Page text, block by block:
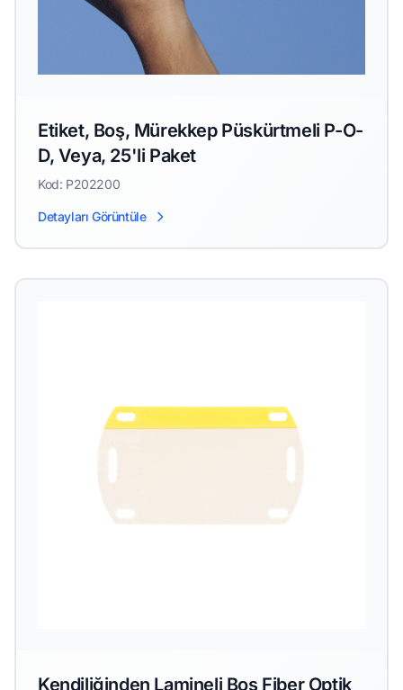
Etiket, Boş, Mürekkep Püskürtmeli P-O-
D, Veya, 25'li Paket
Kod: P202200
Detayları Görüntüle
Kendiliğinden Lamineli Boş Fiber Optik